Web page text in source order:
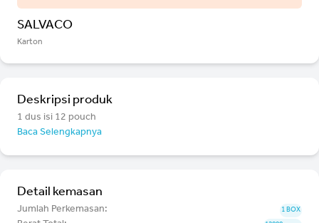
SALVACO
Karton
Deskripsi produk
1 dus isi 12 pouch
Baca Selengkapnya
Detail kemasan
Jumlah Perkemasan: 1 BOX